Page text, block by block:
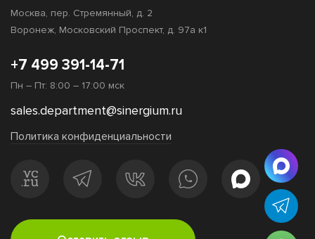
Москва, пер. Стремянный, д. 2
Воронеж, Московский Проспект, д. 97а к1
+7 499 391-14-71
Пн – Пт: 8:00 – 17:00 мск
sales.department@sinergium.ru
Политика конфиденциальности